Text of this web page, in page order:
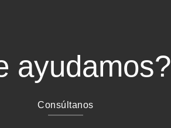
ayudamos?
Consúltanos